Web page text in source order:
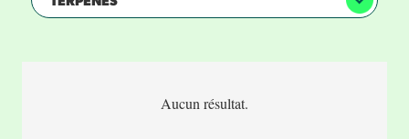
Aucun résultat.